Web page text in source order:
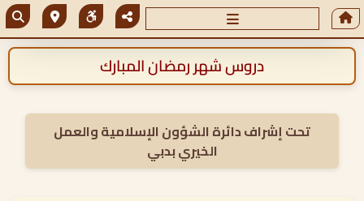
دروس شهر رمضان المبارك
تحت إشراف دائرة الشؤون الإسلامية والعمل
الخيري بدبي